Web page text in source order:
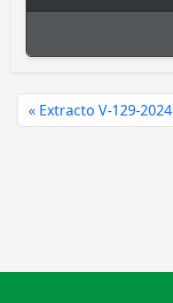
Extracto V-129-2024